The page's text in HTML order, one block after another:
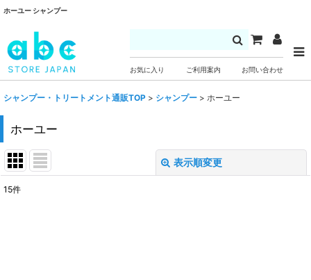
ホーユー シャンプー
お気に入り ご利用案内 お問い合わせ
シャンプー・トリートメント通販TOP > シャンプー > ホーユー
ホーユー
表示順変更
15件